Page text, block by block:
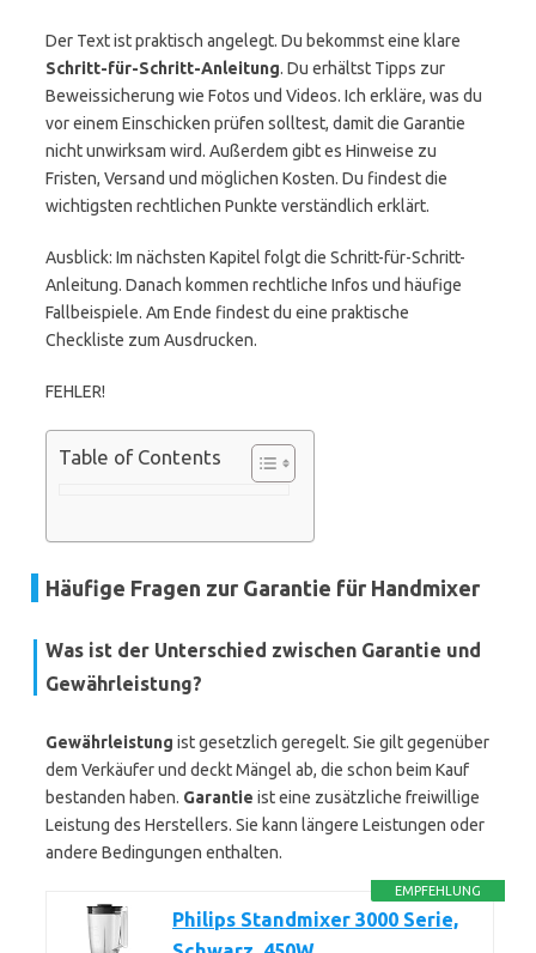
Der Text ist praktisch angelegt. Du bekommst eine klare
Schritt-für-Schritt-Anleitung. Du erhältst Tipps zur
Beweissicherung wie Fotos und Videos. Ich erkläre, was du
vor einem Einschicken prüfen solltest, damit die Garantie
nicht unwirksam wird. Außerdem gibt es Hinweise zu
Fristen, Versand und möglichen Kosten. Du findest die
wichtigsten rechtlichen Punkte verständlich erklärt.
Ausblick: Im nächsten Kapitel folgt die Schritt-für-Schritt-
Anleitung. Danach kommen rechtliche Infos und häufige
Fallbeispiele. Am Ende findest du eine praktische
Checkliste zum Ausdrucken.
FEHLER!
Table of Contents
Häufige Fragen zur Garantie für Handmixer
Was ist der Unterschied zwischen Garantie und
Gewährleistung?
Gewährleistung ist gesetzlich geregelt. Sie gilt gegenüber
dem Verkäufer und deckt Mängel ab, die schon beim Kauf
bestanden haben. Garantie ist eine zusätzliche freiwillige
Leistung des Herstellers. Sie kann längere Leistungen oder
andere Bedingungen enthalten.
EMPFEHLUNG
Philips Standmixer 3000 Serie,